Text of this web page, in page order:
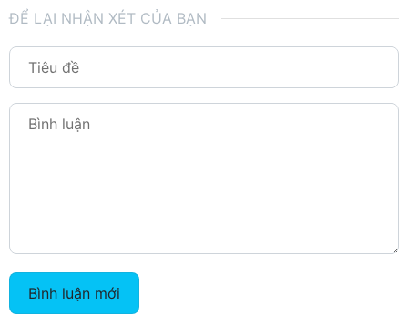
ĐỂ LẠI NHẬN XÉT CỦA BẠN
Bình luận mới